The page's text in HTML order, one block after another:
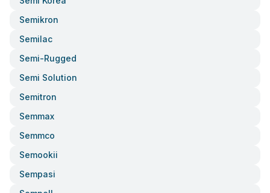
Semikron
Semilac
Semi-Rugged
Semi Solution
Semitron
Semmax
Semmco
Semookii
Sempasi